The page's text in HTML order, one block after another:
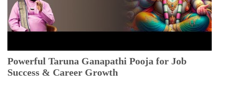
Powerful Taruna Ganapathi Pooja for Job
Success & Career Growth